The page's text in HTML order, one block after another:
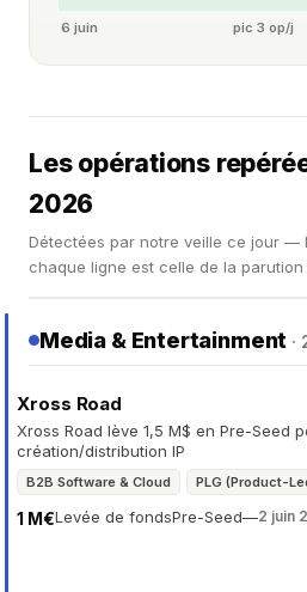
6 juin pic 3 op/j
Les opérations
2026
Détectées par notre veille ce jour —
chaque ligne est celle de la parution
Media & Entertainment ·
Xross Road
Xross Road lève 1,5 M$ en Pre-Seed
création/distribution IP
B2B Software & Cloud PLG (Product-
Levée de fonds
1 M€ Pre-Seed—2 juin